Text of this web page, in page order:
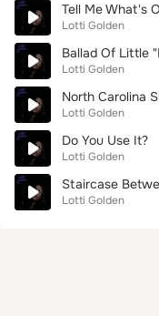
Tell Me What's
Lotti Golden
Ballad Of Little
Lotti Golden
North Carolina
Lotti Golden
Do You Use It?
Lotti Golden
Staircase
Lotti Golden